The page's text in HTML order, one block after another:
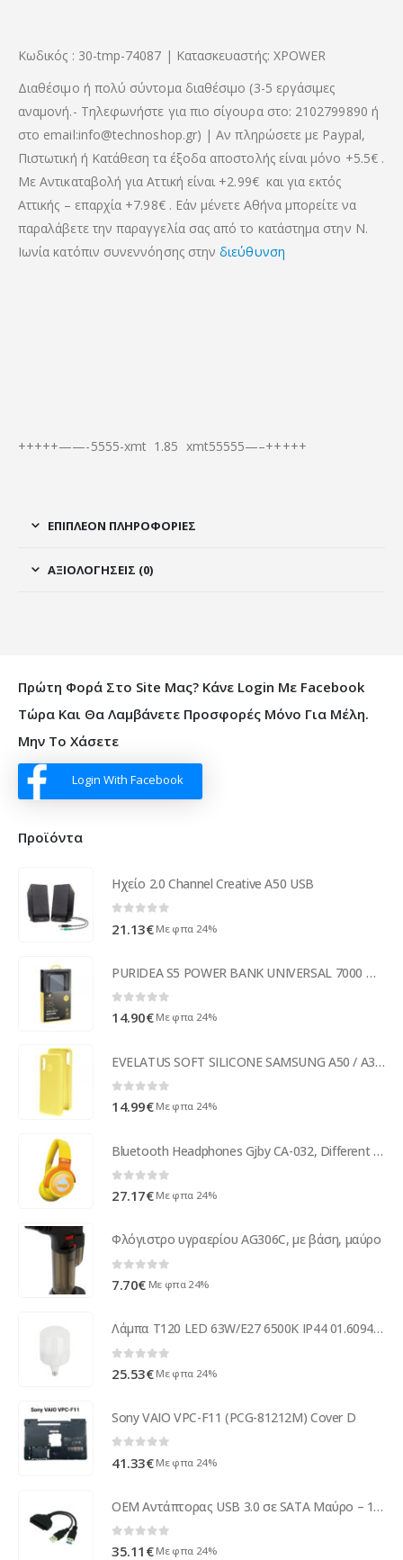
Κωδικός : 30-tmp-74087 | Κατασκευαστής: XPOWER
Διαθέσιμο ή πολύ σύντομα διαθέσιμο (3-5 εργάσιμες
αναμονή.- Τηλεφωνήστε για πιο σίγουρα στο: 2102799890 ή
στο email:info@technoshop.gr) | Αν πληρώσετε με Paypal,
Πιστωτική ή Κατάθεση τα έξοδα αποστολής είναι μόνο +5.5€ .
Με Αντικαταβολή για Αττική είναι +2.99€ και για εκτός
Αττικής – επαρχία +7.98€ . Εάν μένετε Αθήνα μπορείτε να
παραλάβετε την παραγγελία σας από το κατάστημα στην Ν.
Ιωνία κατόπιν συνεννόησης στηνδιεύθυνση
+++++——-5555-xmt 1.85 xmt55555—–+++++
ΕΠΙΠΛΈΟΝ ΠΛΗΡΟΦΟΡΊΕΣ
ΑΞΙΟΛΟΓΉΣΕΙΣ (0)
Πρώτη Φορά Στο Site Μας? Κάνε Login Με Facebook
Τώρα Και Θα Λαμβάνετε Προσφορές Μόνο Για Μέλη.
Μην Το Χάσετε
Login With Facebook
Προϊόντα
Ηχείο 2.0 Channel Creative A50 USB
21.13€ Με φπα 24%
PURIDEA S5 POWER BANK UNIVERSAL 7000 mAh black
0 out of 5
14.90€ Με φπα 24%
EVELATUS SOFT SILICONE SAMSUNG A50 / A30s / A50s yellow backcover
0 out of 5
14.99€ Με φπα 24%
Bluetooth Headphones Gjby CA-032, Different colors - 20660
0 out of 5
27.17€ Με φπα 24%
Φλόγιστρο υγραερίου AG306C, με βάση, μαύρο
0out of 5
7.70€ Με φπα 24%
Λάμπα T120 LED 63W/E27 6500K IP44 01.6094 COM ( 13307 )
25.53€ Με φπα 24%
Sony VAIO VPC-F11 (PCG-81212M) Cover D
41.33€ Με φπα 24%
ΟΕΜ Αντάπτορας USB 3.0 σε SATA Μαύρο – 18295
0 out of 5
35.11 € Με φπα 24%